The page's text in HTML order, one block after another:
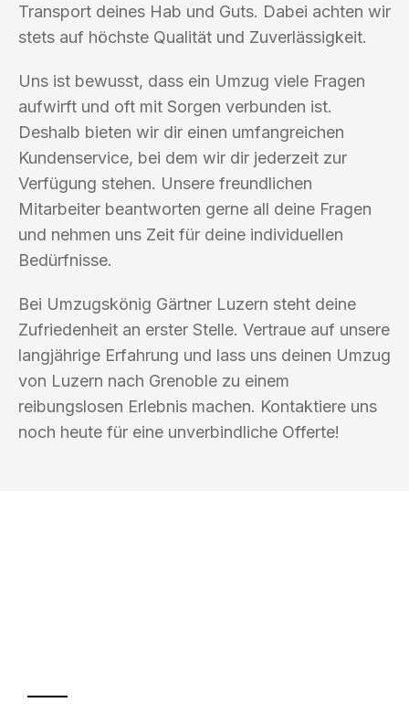
Transport deines Hab und Guts. Dabei achten wir
stets auf höchste Qualität und Zuverlässigkeit.
Uns ist bewusst, dass ein Umzug viele Fragen
aufwirft und oft mit Sorgen verbunden ist.
Deshalb bieten wir dir einen umfangreichen
Kundenservice, bei dem wir dir jederzeit zur
Verfügung stehen. Unsere freundlichen
Mitarbeiter beantworten gerne all deine Fragen
und nehmen uns Zeit für deine individuellen
Bedürfnisse.
Bei Umzugskönig Gärtner Luzern steht deine
Zufriedenheit an erster Stelle. Vertraue auf unsere
langjährige Erfahrung und lass uns deinen Umzug
von Luzern nach Grenoble zu einem
reibungslosen Erlebnis machen. Kontaktiere uns
noch heute für eine unverbindliche Offerte!